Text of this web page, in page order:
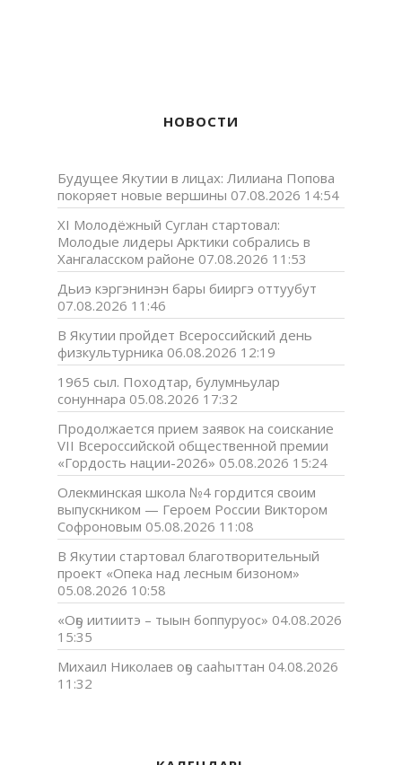
НОВОСТИ
Будущее Якутии в лицах: Лилиана Попова
покоряет новые вершины 07.08.2026 14:54
XI Молодёжный Суглан стартовал:
Молодые лидеры Арктики собрались в
Хангаласском районе 07.08.2026 11:53
Дьиэ кэргэнинэн бары бииргэ оттуубут
07.08.2026 11:46
В Якутии пройдет Всероссийский день
физкультурника 06.08.2026 12:19
1965 сыл. Походтар, булумньулар
сонуннара 05.08.2026 17:32
Продолжается прием заявок на соискание
VII Всероссийской общественной премии
«Гордость нации-2026» 05.08.2026 15:24
Олекминская школа №4 гордится своим
выпускником — Героем России Виктором
Софроновым 05.08.2026 11:08
В Якутии стартовал благотворительный
проект «Опека над лесным бизоном»
05.08.2026 10:58
«Оҕо иитиитэ – тыын боппуруос» 04.08.2026
15:35
Михаил Николаев оҕо сааһыттан 04.08.2026
11:32